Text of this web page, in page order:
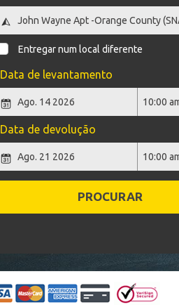
Entregar num local diferente
Data de levantamento
Data de devolução
PROCURAR